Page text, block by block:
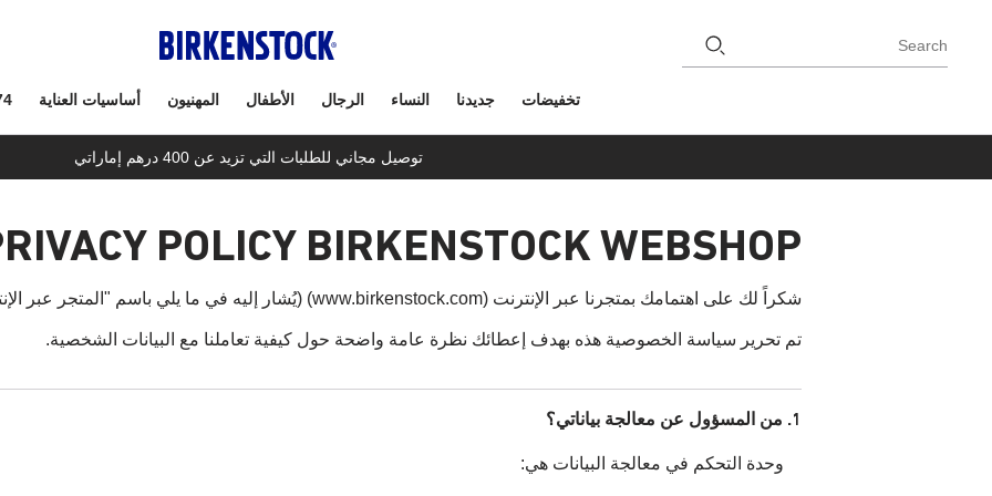
Search
تخفيضات جديدنا النساء الرجال الأطفال المهنيون أساسيات العناية
توصيل مجاني للطلبات التي تزيد عن 400 درهم إماراتي
POLICY BIRKENSTOCK WEBSHOP
شكراً لك على اهتمامك بمتجرنا عبر الإنترنت (www.birkenstock.com) (يُشار إليه في ما يلي باسم "المتجر عبر الإنترنت" أو "الموقع الإلكتروني").
تم تحرير سياسة الخصوصية هذه بهدف إعطائك نظرة عامة واضحة حول كيفية تعاملنا مع البيانات الشخصية.
1. من المسؤول عن معالجة بياناتي؟
وحدة التحكم في معالجة البيانات هي: